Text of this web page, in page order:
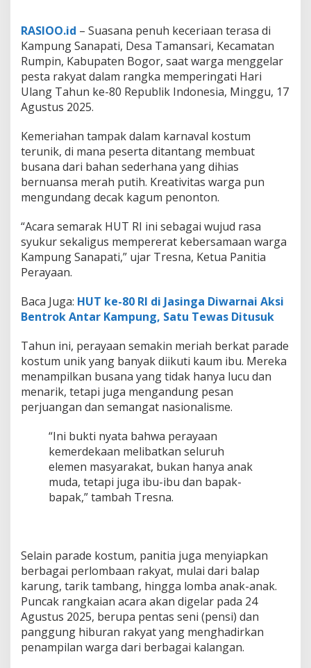
RASIOO.id – Suasana penuh keceriaan terasa di
Kampung Sanapati, Desa Tamansari, Kecamatan
Rumpin, Kabupaten Bogor, saat warga menggelar
pesta rakyat dalam rangka memperingati Hari
Ulang Tahun ke-80 Republik Indonesia, Minggu, 17
Agustus 2025.
Kemeriahan tampak dalam karnaval kostum
terunik, di mana peserta ditantang membuat
busana dari bahan sederhana yang dihias
bernuansa merah putih. Kreativitas warga pun
mengundang decak kagum penonton.
“Acara semarak HUT RI ini sebagai wujud rasa
syukur sekaligus mempererat kebersamaan warga
Kampung Sanapati,” ujar Tresna, Ketua Panitia
Perayaan.
Baca Juga: HUT ke-80 RI di Jasinga Diwarnai Aksi
Bentrok Antar Kampung, Satu Tewas Ditusuk
Tahun ini, perayaan semakin meriah berkat parade
kostum unik yang banyak diikuti kaum ibu. Mereka
menampilkan busana yang tidak hanya lucu dan
menarik, tetapi juga mengandung pesan
perjuangan dan semangat nasionalisme.
“Ini bukti nyata bahwa perayaan
kemerdekaan melibatkan seluruh
elemen masyarakat, bukan hanya anak
muda, tetapi juga ibu-ibu dan bapak-
bapak,” tambah Tresna.
Selain parade kostum, panitia juga menyiapkan
berbagai perlombaan rakyat, mulai dari balap
karung, tarik tambang, hingga lomba anak-anak.
Puncak rangkaian acara akan digelar pada 24
Agustus 2025, berupa pentas seni (pensi) dan
panggung hiburan rakyat yang menghadirkan
penampilan warga dari berbagai kalangan.